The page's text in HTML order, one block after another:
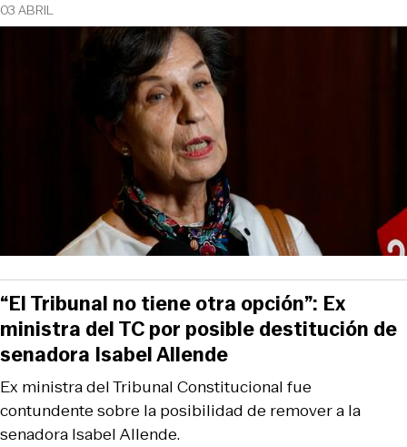
03 ABRIL
Ex ministra del Tribunal Constitucional fue
contundente sobre la posibilidad de remover a la
senadora Isabel Allende.
“El Tribunal no tiene otra opción”: Ex
ministra del TC por posible destitución de
senadora Isabel Allende